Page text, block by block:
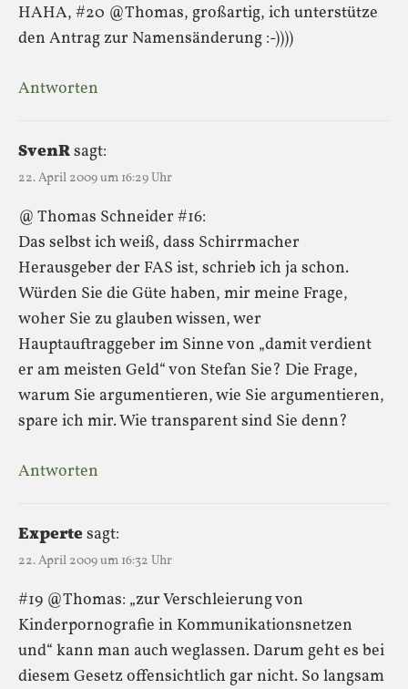
HAHA, #20 @Thomas, großartig, ich unterstütze
den Antrag zur Namensänderung :-))))
Antworten
SvenRsagt:
22. April 2009 um 16:29 Uhr
@ Thomas Schneider #16:
Das selbst ich weiß, dass Schirrmacher
Herausgeber der FAS ist, schrieb ich ja schon.
Würden Sie die Güte haben, mir meine Frage,
woher Sie zu glauben wissen, wer
Hauptauftraggeber im Sinne von „damit verdient
er am meisten Geld“ von Stefan Sie? Die Frage,
warum Sie argumentieren, wie Sie argumentieren,
spare ich mir. Wie transparent sind Sie denn?
Antworten
Expertesagt:
22. April 2009 um 16:32 Uhr
#19 @Thomas: „zur Verschleierung von
Kinderpornografie in Kommunikationsnetzen
und“ kann man auch weglassen. Darum geht es bei
diesem Gesetz offensichtlich gar nicht. So langsam